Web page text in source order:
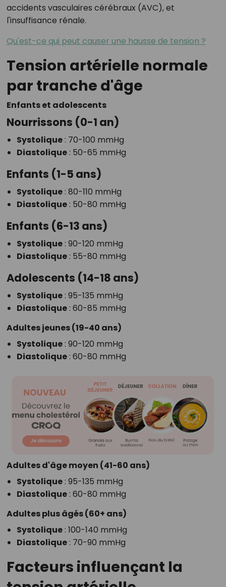
accidents vasculaires cérébraux (AVC), et
l'insuffisance rénale.
Qu'est-ce qui peut causer une hausse de tension ?
Tension artérielle normale
par tranche d'âge
Enfants et adolescents
Nourrissons (0-1 an)
Systolique: 70-100 mmHg
Diastolique: 50-65 mmHg
Enfants (1-5 ans)
Systolique: 80-110 mmHg
Diastolique: 50-80 mmHg
Enfants (6-13 ans)
Systolique: 90-120 mmHg
Diastolique: 55-80 mmHg
Adolescents (14-18 ans)
Systolique: 95-135 mmHg
Diastolique: 60-85 mmHg
Adultes jeunes (19-40 ans)
Systolique: 90-120 mmHg
Diastolique: 60-80 mmHg
Adultes d'âge moyen (41-60 ans)
Systolique: 95-135 mmHg
Diastolique: 60-80 mmHg
Adultes plus âgés (60+ ans)
Systolique: 100-140 mmHg
Diastolique: 70-90 mmHg
Facteurs influençant la